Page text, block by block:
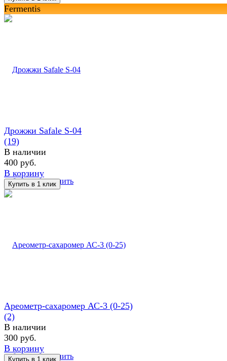
Fermentis
избранное сравнить
Дрожжи Safale S-04
(19)
В наличии
400 руб.
В корзину
избранное сравнить
Ареометр-сахаромер АС-3 (0-25)
(2)
В наличии
300 руб.
В корзину